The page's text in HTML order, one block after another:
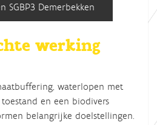
SGBP3 Demerbekken
werking
waterlopen met
en een biodivers
belangrijke doelstellingen.